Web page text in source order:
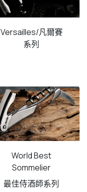
Versailles/凡爾賽
系列
World Best
Sommelier
最佳侍酒師系列